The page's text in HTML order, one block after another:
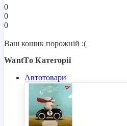
0
0
0
Ваш кошик порожній :(
WantTo Категорії
Автотовари